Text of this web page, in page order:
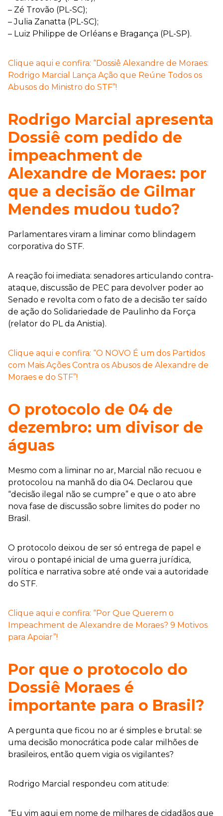
– Zé Trovão (PL-SC);
– Julia Zanatta (PL-SC);
– Luiz Philippe de Orléans e Bragança (PL-SP).
Clique aqui e confira: “Dossiê Alexandre de Moraes:
Rodrigo Marcial Lança Ação que Reúne Todos os
Abusos do Ministro do STF”!
Rodrigo Marcial apresenta
Dossiê com pedido de
impeachment de
Alexandre de Moraes: por
que a decisão de Gilmar
Mendes mudou tudo?
Parlamentares viram a liminar como blindagem
corporativa do STF.
A reação foi imediata: senadores articulando contra-
ataque, discussão de PEC para devolver poder ao
Senado e revolta com o fato de a decisão ter saído
de ação do Solidariedade de Paulinho da Força
(relator do PL da Anistia).
Clique aqui e confira: “O NOVO É um dos Partidos
com Mais Ações Contra os Abusos de Alexandre de
Moraes e do STF”!
O protocolo de 04 de
dezembro: um divisor de
águas
Mesmo com a liminar no ar, Marcial não recuou e
protocolou na manhã do dia 04. Declarou que
“decisão ilegal não se cumpre” e que o ato abre
nova fase de discussão sobre limites do poder no
Brasil.
O protocolo deixou de ser só entrega de papel e
virou o pontapé inicial de uma guerra jurídica,
política e narrativa sobre até onde vai a autoridade
do STF.
Clique aqui e confira: “Por Que Querem o
Impeachment de Alexandre de Moraes? 9 Motivos
para Apoiar”!
Por que o protocolo do
Dossiê Moraes é
importante para o Brasil?
A pergunta que ficou no ar é simples e brutal: se
uma decisão monocrática pode calar milhões de
brasileiros, então quem vigia os vigilantes?
Rodrigo Marcial respondeu com atitude:
“Eu vim aqui em nome de milhares de cidadãos que